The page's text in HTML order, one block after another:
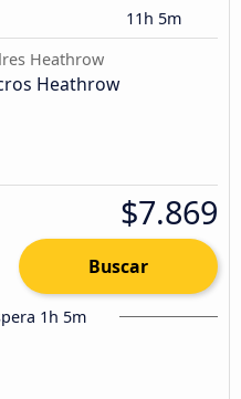
11h 5m
Heathrow
Heathrow
$7.869
Buscar
1h 5m